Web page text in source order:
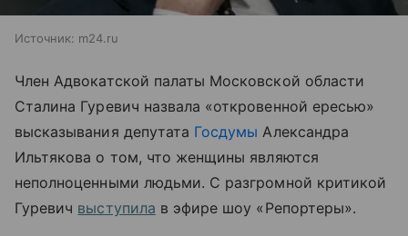
Источник: m24.ru
Член Адвокатской палаты Московской области
Сталина Гуревич назвала «откровенной ересью»
высказывания депутата Госдумы Александра
Ильтякова о том, что женщины являются
неполноценными людьми. С разгромной критикой
Гуревич выступила в эфире шоу «Репортеры».